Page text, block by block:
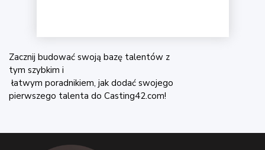
Zacznij budować swoją bazę talentów z
tym szybkim i
łatwym poradnikiem, jak dodać swojego
pierwszego talenta do Casting42.com!